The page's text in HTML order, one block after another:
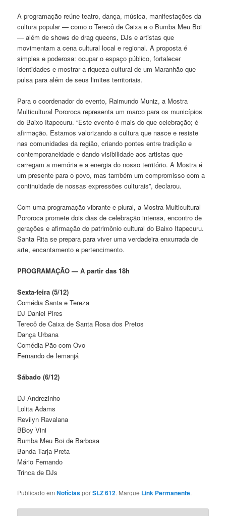
A programação reúne teatro, dança, música, manifestações da
cultura popular — como o Terecô de Caixa e o Bumba Meu Boi
— além de shows de drag queens, DJs e artistas que
movimentam a cena cultural local e regional. A proposta é
simples e poderosa: ocupar o espaço público, fortalecer
identidades e mostrar a riqueza cultural de um Maranhão que
pulsa para além de seus limites territoriais.
Para o coordenador do evento, Raimundo Muniz, a Mostra
Multicultural Pororoca representa um marco para os municípios
do Baixo Itapecuru. “Este evento é mais do que celebração; é
afirmação. Estamos valorizando a cultura que nasce e resiste
nas comunidades da região, criando pontes entre tradição e
contemporaneidade e dando visibilidade aos artistas que
carregam a memória e a energia do nosso território. A Mostra é
um presente para o povo, mas também um compromisso com a
continuidade de nossas expressões culturais”, declarou.
Com uma programação vibrante e plural, a Mostra Multicultural
Pororoca promete dois dias de celebração intensa, encontro de
gerações e afirmação do patrimônio cultural do Baixo Itapecuru.
Santa Rita se prepara para viver uma verdadeira enxurrada de
arte, encantamento e pertencimento.
PROGRAMAÇÃO — A partir das 18h
Sexta-feira (5/12)
Comédia Santa e Tereza
DJ Daniel Pires
Terecô de Caixa de Santa Rosa dos Pretos
Dança Urbana
Comédia Pão com Ovo
Fernando de Iemanjá
Sábado (6/12)
DJ Andrezinho
Lolita Adams
Revilyn Ravalana
BBoy Vini
Bumba Meu Boi de Barbosa
Banda Tarja Preta
Mário Fernando
Trinca de DJs
Publicado emNotíciasporSLZ 612. Marque Link Permanente.